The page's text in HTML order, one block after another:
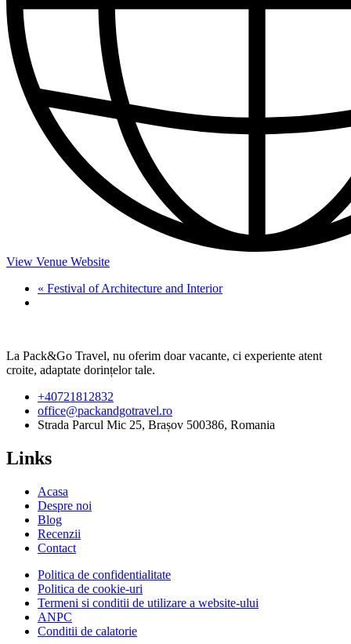
View Venue Website
« Festival of Architecture and Interior
La Pack&Go Travel, nu oferim doar vacante, ci experiente atent
croite, adaptate dorințelor tale.
+40721812832
office@packandgotravel.ro
Strada Parcul Mic 25, Brașov 500386, Romania
Links
Acasa
Despre noi
Blog
Recenzii
Contact
Politica de confidentialitate
Politica de cookie-uri
Termeni si conditii de utilizare a website-ului
ANPC
Conditii de calatorie